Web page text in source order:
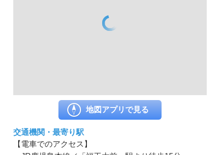
地図アプリで見る
交通機関・最寄り駅
【電車でのアクセス】